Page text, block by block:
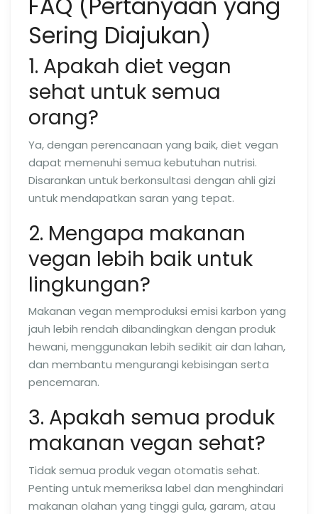
Sering Diajukan)
1. Apakah diet vegan
sehat untuk semua
orang?
Ya, dengan perencanaan yang baik, diet vegan
dapat memenuhi semua kebutuhan nutrisi.
Disarankan untuk berkonsultasi dengan ahli gizi
untuk mendapatkan saran yang tepat.
2. Mengapa makanan
vegan lebih baik untuk
lingkungan?
Makanan vegan memproduksi emisi karbon yang
jauh lebih rendah dibandingkan dengan produk
hewani, menggunakan lebih sedikit air dan lahan,
dan membantu mengurangi kebisingan serta
pencemaran.
3. Apakah semua produk
makanan vegan sehat?
Tidak semua produk vegan otomatis sehat.
Penting untuk memeriksa label dan menghindari
makanan olahan yang tinggi gula, garam, atau